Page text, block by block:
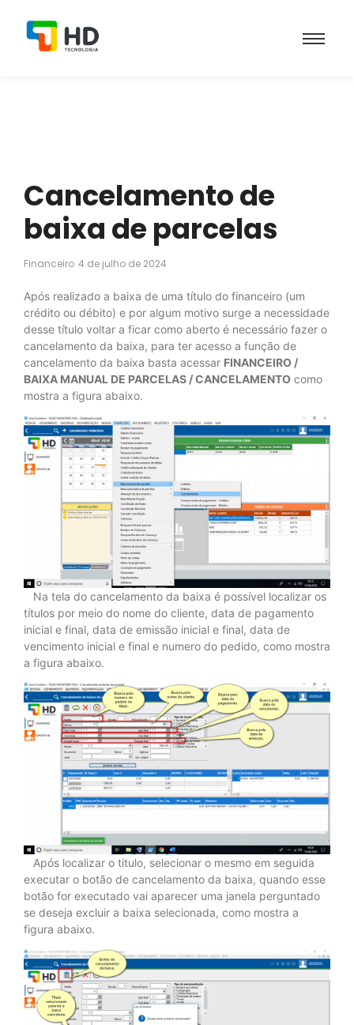
Cancelamento de
baixa de parcelas
Financeiro 4 de julho de 2024
Após realizado a baixa de uma título do financeiro (um
crédito ou débito) e por algum motivo surge a necessidade
desse título voltar a ficar como aberto é necessário fazer o
cancelamento da baixa, para ter acesso a função de
cancelamento da baixa basta acessar FINANCEIRO /
BAIXA MANUAL DE PARCELAS / CANCELAMENTO como
mostra a figura abaixo.
Na tela do cancelamento da baixa é possível localizar os
títulos por meio do nome do cliente, data de pagamento
inicial e final, data de emissão inicial e final, data de
vencimento inicial e final e numero do pedido, como mostra
a figura abaixo.
Após localizar o titulo, selecionar o mesmo em seguida
executar o botão de cancelamento da baixa, quando esse
botão for executado vai aparecer uma janela perguntado
se deseja excluir a baixa selecionada, como mostra a
figura abaixo.